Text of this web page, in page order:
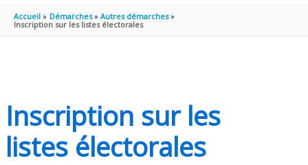
PRINCIPAL
Accueil Démarches
Autres démarches
Inscription sur les listes électorales
Inscription sur les
listes électorales